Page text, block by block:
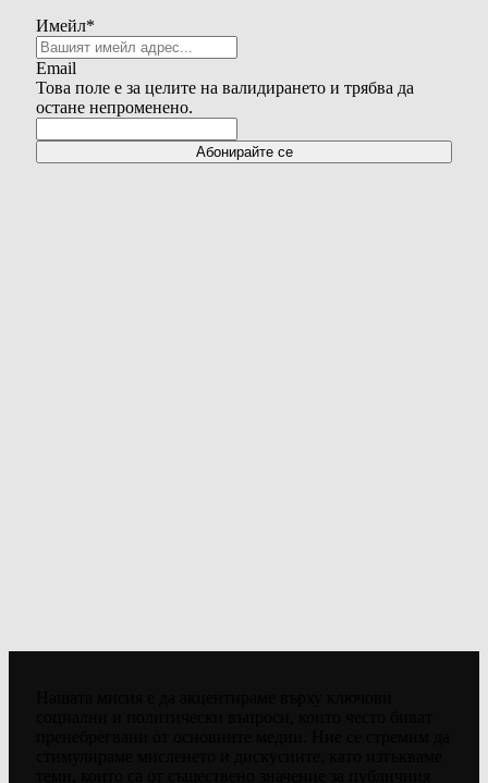
Имейл*
Email
Това поле е за целите на валидирането и трябва да
остане непроменено.